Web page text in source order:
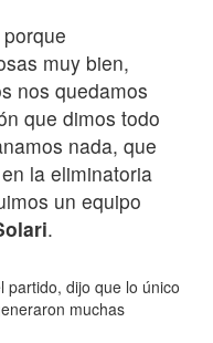
muy bien,
nos quedamos
que dimos todo
nada, que
la eliminatoria
un equipo
.
partido, dijo que lo único
muchas